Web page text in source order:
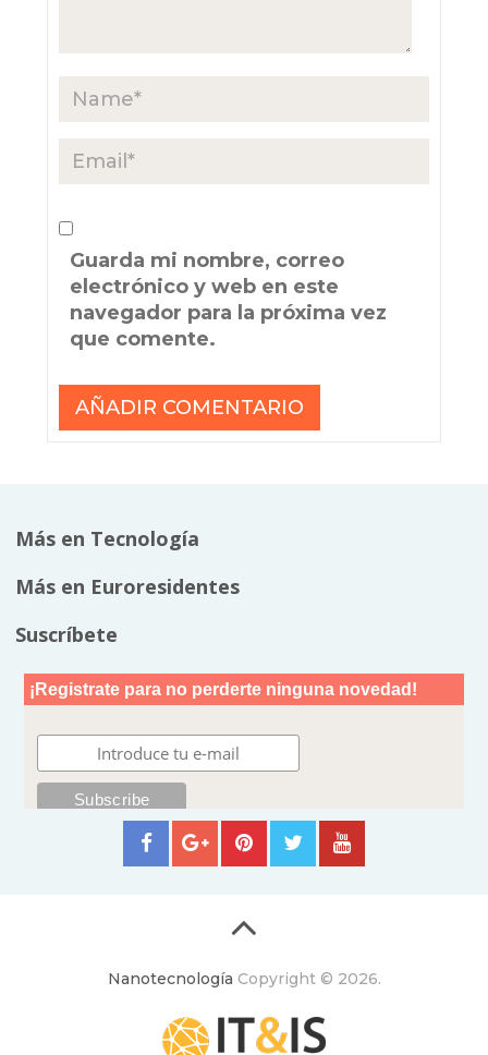
Guarda mi nombre, correo
electrónico y web en este
navegador para la próxima vez
que comente.
Más en Tecnología
Más en Euroresidentes
Suscríbete
Nanotecnología Copyright © 2026.